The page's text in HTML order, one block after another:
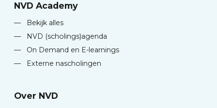
NVD Academy
—
Bekijk alles
—
NVD (scholings)agenda
—
On Demand en E-learnings
—
Externe nascholingen
Over NVD